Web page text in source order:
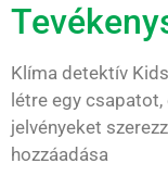
Klíma detektív
létre egy
jelvényeket
hozzáadása